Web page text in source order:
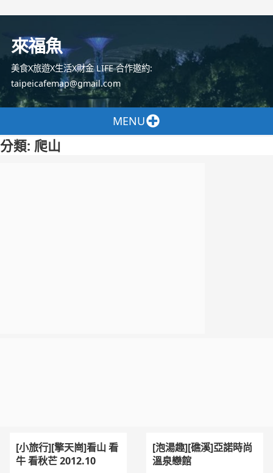
容
來福魚
美食X旅遊X生活X財金 LIFE 合作邀約:
taipeicafemap@gmail.com
MENU
分類: 爬山
[泡湯趣][礁溪]亞諾時尚
溫泉戀館
[小旅行][擎天崗]看山 看
牛 看秋芒 2012.10